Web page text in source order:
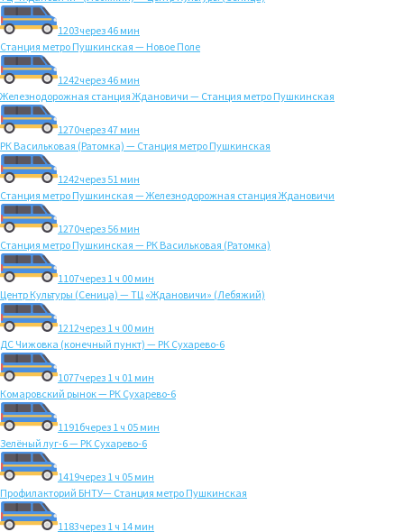
1203через 46 мин
Станция метро Пушкинская — Новое Поле
1242через 46 мин
Железнодорожная станция Ждановичи — Станция метро Пушкинская
1270через 47 мин
РК Васильковая (Ратомка) — Станция метро Пушкинская
1242через 51 мин
Станция метро Пушкинская — Железнодорожная станция Ждановичи
1270через 56 мин
Станция метро Пушкинская — РК Васильковая (Ратомка)
1107через 1 ч 00 мин
Центр Культуры (Сеница) — ТЦ «Ждановичи» (Лебяжий)
1212через 1 ч 00 мин
ДС Чижовка (конечный пункт) — РК Сухарево-6
1077через 1 ч 01 мин
Комаровский рынок — РК Сухарево-6
1191бчерез 1 ч 05 мин
Зелёный луг-6 — РК Сухарево-6
1419через 1 ч 05 мин
Профилакторий БНТУ— Станция метро Пушкинская
1183через 1 ч 14 мин